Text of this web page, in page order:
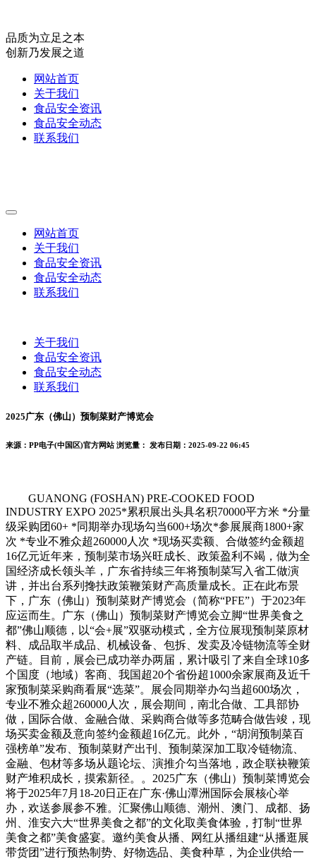
品质为立足之本
创新乃发展之道
网站首页
关于我们
食品安全资讯
食品安全动态
联系我们
网站首页
关于我们
食品安全资讯
食品安全动态
联系我们
关于我们
食品安全资讯
食品安全动态
联系我们
2025广东（佛山）预制菜财产博览会
来源：PP电子(中国区)官方网站 浏览量： 发布日期：2025-09-22 06:45
GUANONG (FOSHAN) PRE-COOKED FOOD
INDUSTRY EXPO 2025*累积展出头具名积70000平方米 *分量
级采购团60+ *同期举办现场勾当600+场次*参展展商1800+家
次 *专业不雅众超260000人次 *现场买卖额、合做签约金额超
16亿元近年来，预制菜市场兴旺成长、政策盈利不竭，做为全
国经济成长领头羊，广东省持续三年将预制菜写入省工做演
讲，并出台系列搀扶政策鞭策财产高质量成长。正在此布景
下，广东（佛山）预制菜财产博览会（简称“PFE”）于2023年
应运而生。广东（佛山）预制菜财产博览会立脚“世界美食之
都”佛山顺德，以“会+展”双驱动模式，全方位展现预制菜原材
料、成品取半成品、机械设备、包拆、发卖及冷链物流等全财
产链。目前，展会已成功举办两届，累计吸引了来自全球10多
个国度（地域）客商、我国超20个省份超1000余家展商及近千
家预制菜采购商看展“选菜”。展会同期举办勾当超600场次，
专业不雅众超260000人次，展会期间，南北合做、工具部协
做，国际合做、金融合做、采购商合做等多范畴合做告竣，现
场买卖金额及意向签约金额超16亿元。此外，“胡润预制菜百
强榜单”发布、预制菜财产出刊、预制菜深加工取冷链物流、
金融、包材等多场从题论坛、演推介勾当落地，政企联袂鞭策
财产堆积成长，摸索新径。。2025广东（佛山）预制菜博览会
将于2025年7月18-20日正在广东·佛山潭洲国际会展核心举
办，欢送参展参不雅。汇聚佛山顺德、潮州、澳门、成都、扬
州、淮安六大“世界美食之都”的文化取美食体验，打制“世界
美食之都”美食盛宴。邀约美食从播、网红从播组建“从播逛展
带货团”进行预热制势、好物选品、美食种草，为企业供给一